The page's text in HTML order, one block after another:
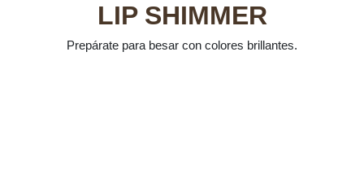
LIP SHIMMER
Prepárate para besar con colores brillantes.